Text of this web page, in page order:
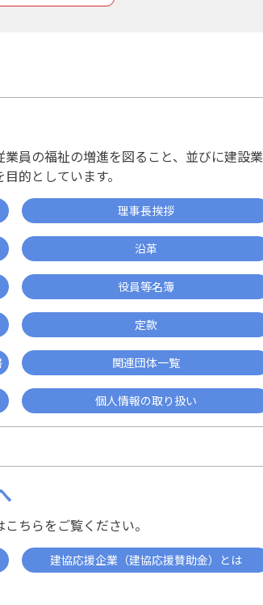
員の福祉の増進を図ること、並びに建設業
的としています。
理事長挨拶
沿革
役員等名簿
定款
関連団体一覧
個人情報の取り扱い
ちらをご覧ください。
建協応援企業（建協応援賛助金）とは